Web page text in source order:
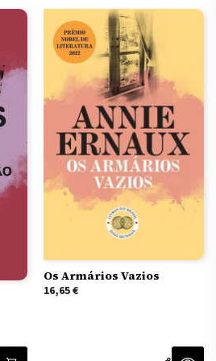
Os Armários Vazios
16,65€